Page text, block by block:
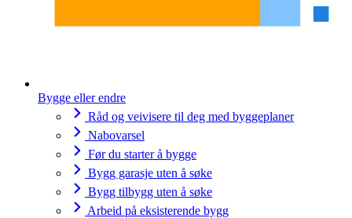
Bygge eller endre
Råd og veivisere til deg med byggeplaner
Nabovarsel
Før du starter å bygge
Bygg garasje uten å søke
Bygg tilbygg uten å søke
Arbeid på eksisterende bygg